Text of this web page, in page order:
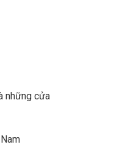
những cửa